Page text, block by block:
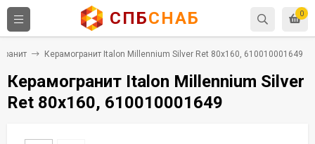
0
СПБСНАБ
Керамогранит Italon Millennium Silver Ret 80x160, 610010001649
Керамогранит Italon Millennium Silver
Ret 80x160, 610010001649